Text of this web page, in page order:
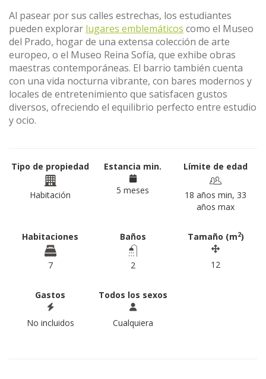
Al pasear por sus calles estrechas, los estudiantes
pueden explorar lugares emblemáticos como el Museo
del Prado, hogar de una extensa colección de arte
europeo, o el Museo Reina Sofía, que exhibe obras
maestras contemporáneas. El barrio también cuenta
con una vida nocturna vibrante, con bares modernos y
locales de entretenimiento que satisfacen gustos
diversos, ofreciendo el equilibrio perfecto entre estudio
y ocio.
Tipo de propiedad
Habitación
Estancia min.
5 meses
Límite de edad
18 años min, 33
años max
Habitaciones
7
Baños
2
Tamaño (m2)
12
Gastos
No incluidos
Todos los sexos
Cualquiera